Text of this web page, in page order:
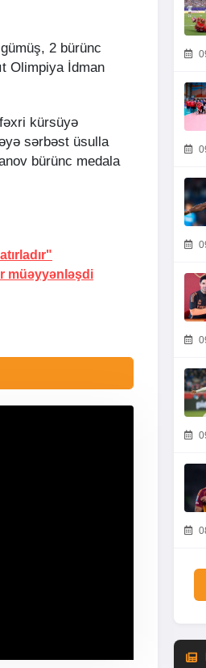
2 bürünc
Olimpiya İdman
kürsüyə
sərbəst üsulla
bürünc medala
müəyyənləşdi